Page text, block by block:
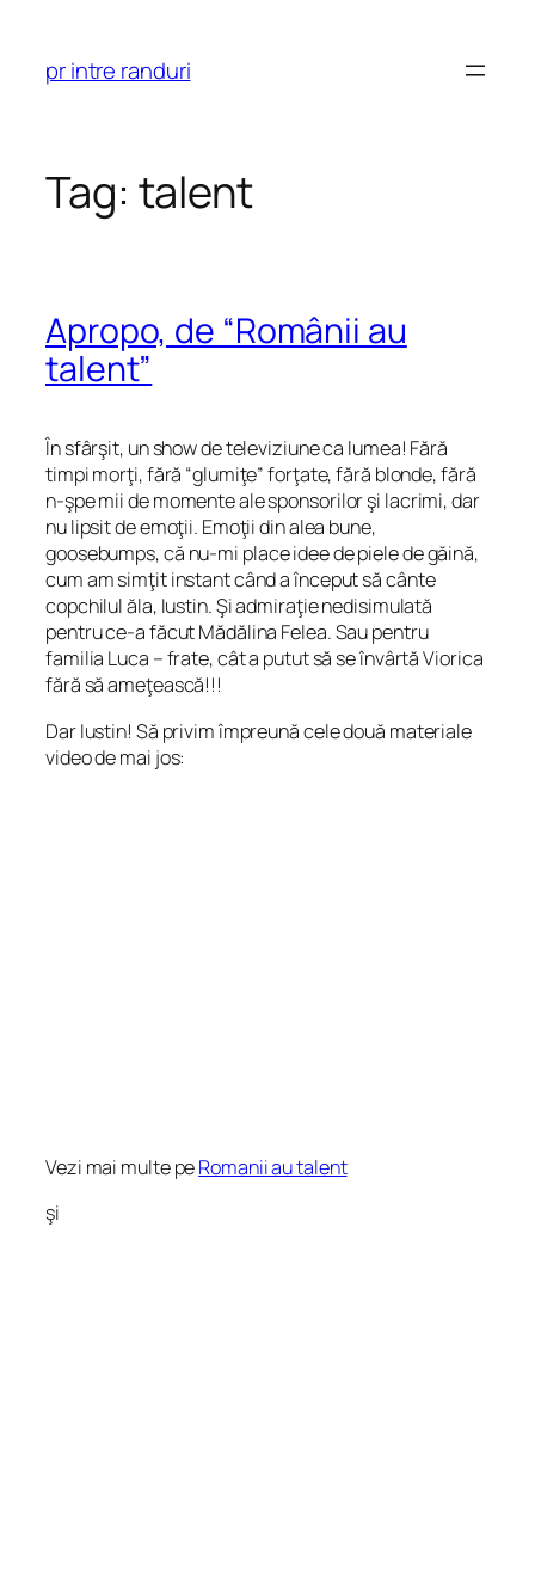
content
pr intre randuri
Tag: talent
Apropo, de “Românii au
talent”
În sfârşit, un show de televiziune ca lumea! Fără
timpi morţi, fără “glumiţe” forţate, fără blonde, fără
n-şpe mii de momente ale sponsorilor şi lacrimi, dar
nu lipsit de emoţii. Emoţii din alea bune,
goosebumps, că nu-mi place idee de piele de găină,
cum am simţit instant când a început să cânte
copchilul ăla, Iustin. Şi admiraţie nedisimulată
pentru ce-a făcut Mădălina Felea. Sau pentru
familia Luca – frate, cât a putut să se învârtă Viorica
fără să ameţească!!!
Dar Iustin! Să privim împreună cele două materiale
video de mai jos:
Vezi mai multe peRomanii au talent
şi